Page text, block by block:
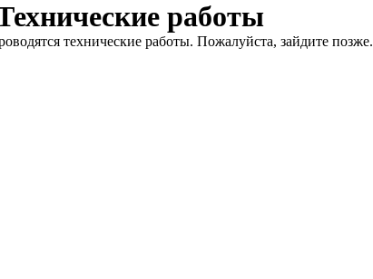
работы
технические работы. Пожалуйста, зайдите позже.